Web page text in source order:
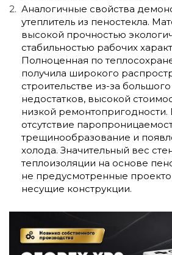
Аналогичные свойства
утеплитель из пеностекла.
высокой прочностью
стабильностью рабочих
Полноценная по
получила широкого
строительстве из-за
недостатков, высокой
низкой ремонтопригодности.
отсутствие
трещинообразование и
холода. Значительный вес
теплоизоляции на основе
не предусмотренные
несущие конструкции.